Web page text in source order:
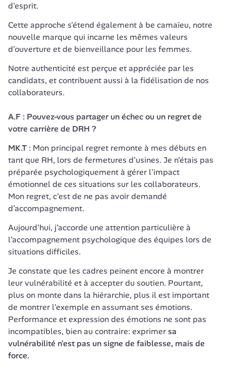
d'esprit.
Cette approche s'étend également à be camaïeu, notre
nouvelle marque qui incarne les mêmes valeurs
d'ouverture et de bienveillance pour les femmes.
Notre authenticité est perçue et appréciée par les
candidats, et contribuent aussi à la fidélisation de nos
collaborateurs.
A.F : Pouvez-vous partager un échec ou un regret de
votre carrière de DRH ?
MK.T : Mon principal regret remonte à mes débuts en
tant que RH, lors de fermetures d'usines. Je n'étais pas
préparée psychologiquement à gérer l'impact
émotionnel de ces situations sur les collaborateurs.
Mon regret, c'est de ne pas avoir demandé
d’accompagnement.
Aujourd'hui, j'accorde une attention particulière à
l'accompagnement psychologique des équipes lors de
situations difficiles.
Je constate que les cadres peinent encore à montrer
leur vulnérabilité et à accepter du soutien. Pourtant,
plus on monte dans la hiérarchie, plus il est important
de montrer l'exemple en assumant ses émotions.
Performance et expression des émotions ne sont pas
incompatibles, bien au contraire: exprimer sa
vulnérabilité n'est pas un signe de faiblesse, mais de
force.